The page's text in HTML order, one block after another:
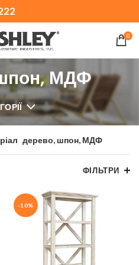
0
МДФ
дерево, шпон, МДФ
ФІЛЬТРИ
-10%